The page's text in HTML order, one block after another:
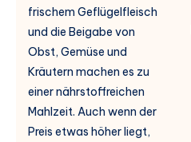
frischem Geflügelfleisch
und die Beigabe von
Obst, Gemüse und
Kräutern machen es zu
einer nährstoffreichen
Mahlzeit. Auch wenn der
Preis etwas höher liegt,